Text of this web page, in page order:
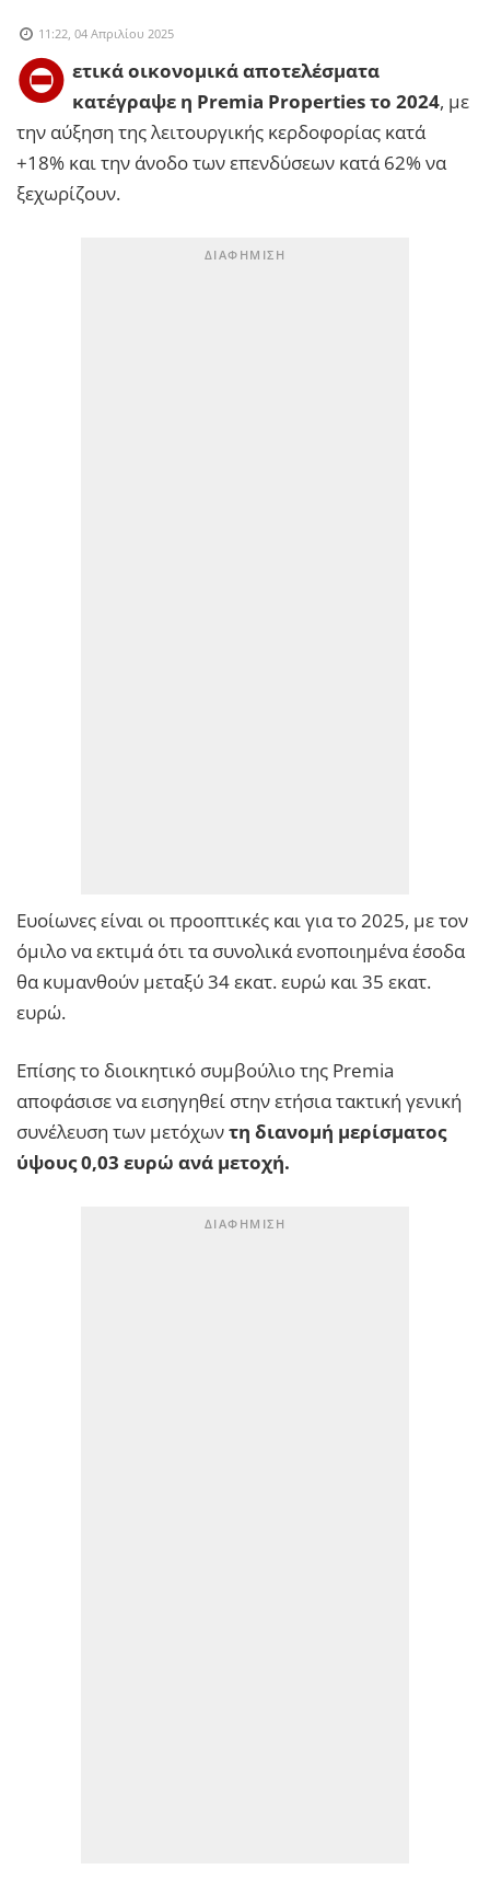
11:22, 04 Απριλίου 2025
Θ ετικά οικονομικά αποτελέσματα
κατέγραψε η Premia Properties το 2024, με
την αύξηση της λειτουργικής κερδοφορίας κατά
+18% και την άνοδο των επενδύσεων κατά 62% να
ξεχωρίζουν.
Ευοίωνες είναι οι προοπτικές και για το 2025, με τον
όμιλο να εκτιμά ότι τα συνολικά ενοποιημένα έσοδα
θα κυμανθούν μεταξύ 34 εκατ. ευρώ και 35 εκατ.
ευρώ.
Επίσης το διοικητικό συμβούλιο της Premia
αποφάσισε να εισηγηθεί στην ετήσια τακτική γενική
συνέλευση των μετόχωντη διανομή μερίσματος
ύψους 0,03 ευρώ ανά μετοχή.